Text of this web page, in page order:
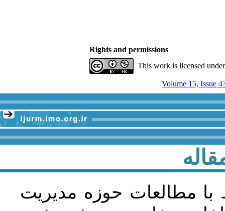
Rights and permissions
This work is licensed
Volume 15, Issue
با مطالعات حوزه مديريت